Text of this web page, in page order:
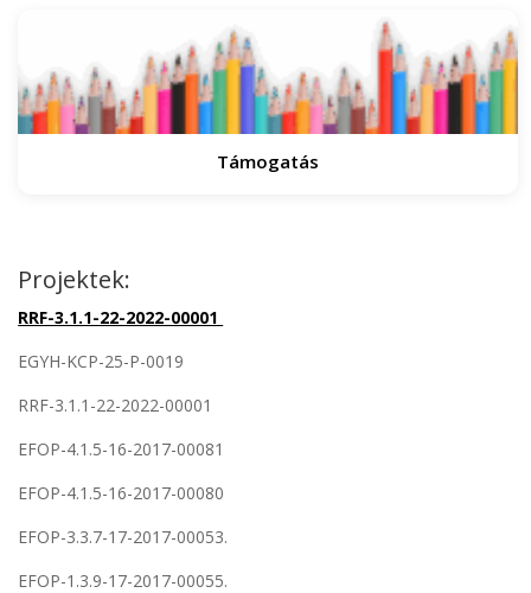
Támogatás
Projektek:
RRF-3.1.1-22-2022-00001
EGYH-KCP-25-P-0019
RRF-3.1.1-22-2022-00001
EFOP-4.1.5-16-2017-00081
EFOP-4.1.5-16-2017-00080
EFOP-3.3.7-17-2017-00053.
EFOP-1.3.9-17-2017-00055.